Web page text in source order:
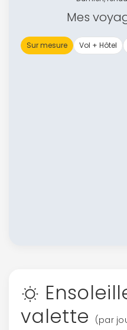
Mes
Sur mesure Vol + Hôtel
valette
(par